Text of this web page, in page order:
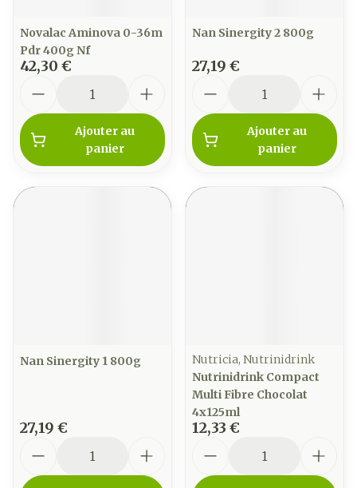
Novalac Aminova 0-36m
Pdr 400g Nf
42,30 €
Ajouter au
panier
Nan Sinergity 2 800g
27,19 €
Ajouter au
panier
Nan Sinergity 1 800g
27,19 €
Nutricia, Nutrinidrink
Nutrinidrink Compact
Multi Fibre Chocolat
4x125ml
12,33 €